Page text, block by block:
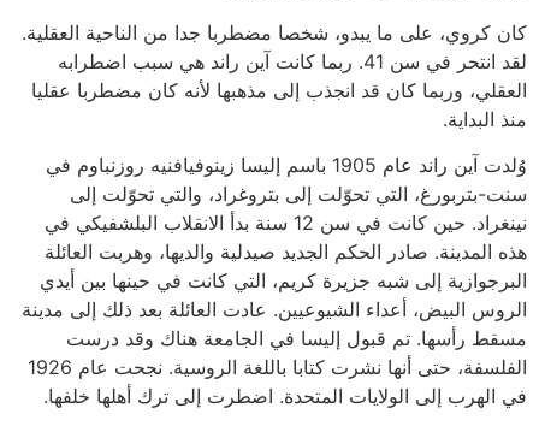
كان كروي، على ما يبدو، شخصا مضطربا جدا من الناحية العقلية.
لقد انتحر في سن 41. ربما كانت آين راند هي سبب اضطرابه
العقلي، وربما كان قد انجذب إلى مذهبها لأنه كان مضطربا عقليا
منذ البداية.
وُلدت آين راند عام 1905 باسم إليسا زينوفيافنيه روزنباوم في
سنت-بتربورغ، التي تحوّلت إلى بتروغراد، والتي تحوّلت إلى
نينغراد. حين كانت في سن 12 سنة بدأ الانقلاب البلشفيكي في
هذه المدينة. صادر الحكم الجديد صيدلية والديها، وهربت العائلة
البرجوازية إلى شبه جزيرة كريم، التي كانت في حينها بين أيدي
الروس البيض، أعداء الشيوعيين. عادت العائلة بعد ذلك إلى مدينة
مسقط رأسها. تم قبول إليسا في الجامعة هناك وقد درست
الفلسفة، حتى أنها نشرت كتابا باللغة الروسية. نجحت عام 1926
في الهرب إلى الولايات المتحدة. اضطرت إلى ترك أهلها خلفها.